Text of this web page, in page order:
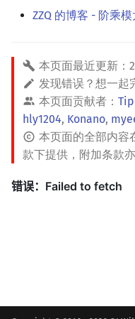
ZZQ 的博客 - 阶乘
本页面最近更新：
发现错误？想一起
本页面贡献者：
hly1204, Konano,
本页面的全部内容
款下提供，附加条款